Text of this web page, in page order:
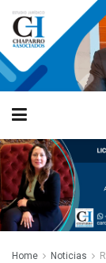
Home Noticias